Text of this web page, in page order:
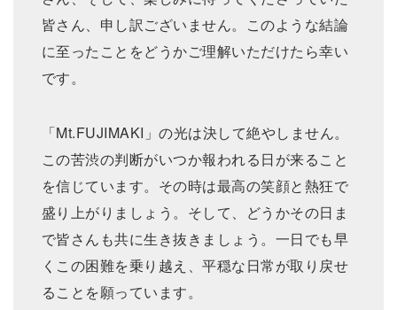
皆さん、申し訳ございません。このような結論
に至ったことをどうかご理解いただけたら幸い
です。
「Mt.FUJIMAKI」の光は決して絶やしません。
この苦渋の判断がいつか報われる日が来ること
を信じています。その時は最高の笑顔と熱狂で
盛り上がりましょう。そして、どうかその日ま
で皆さんも共に生き抜きましょう。一日でも早
くこの困難を乗り越え、平穏な日常が取り戻せ
ることを願っています。